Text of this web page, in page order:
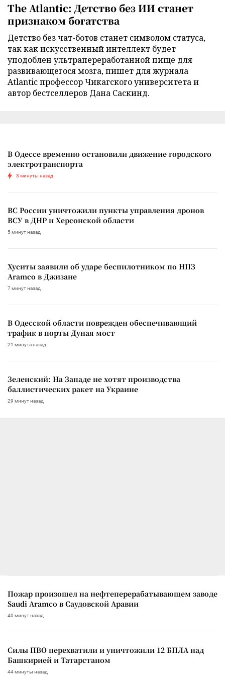
The Atlantic: Детство без ИИ станет
признаком богатства
Детство без чат-ботов станет символом статуса,
так как искусственный интеллект будет
уподоблен ультрапереработанной пище для
развивающегося мозга, пишет для журнала
Atlantic профессор Чикагского университета и
автор бестселлеров Дана Саскинд.
В Одессе временно остановили движение городского
электротранспорта
3 минуты назад
ВС России уничтожили пункты управления дронов
ВСУ в ДНР и Херсонской области
5 минут назад
Хуситы заявили об ударе беспилотником по НПЗ
Aramco в Джизане
7 минут назад
В Одесской области поврежден обеспечивающий
трафик в порты Дуная мост
21 минута назад
Зеленский: На Западе не хотят производства
баллистических ракет на Украине
29 минут назад
Пожар произошел на нефтеперерабатывающем заводе
Saudi Aramco в Саудовской Аравии
40 минут назад
Силы ПВО перехватили и уничтожили 12 БПЛА над
Башкирией и Татарстаном
44 минуты назад